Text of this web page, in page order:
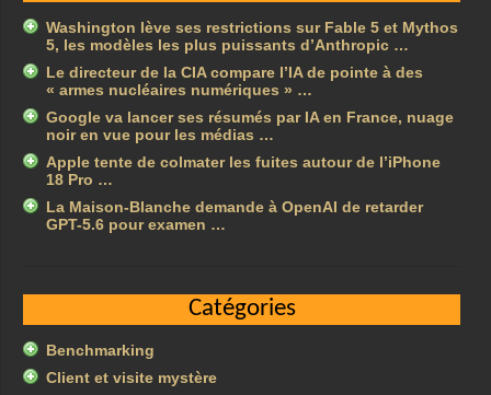
Washington lève ses restrictions sur Fable 5 et Mythos
5, les modèles les plus puissants d’Anthropic …
Le directeur de la CIA compare l’IA de pointe à des
« armes nucléaires numériques » …
Google va lancer ses résumés par IA en France, nuage
noir en vue pour les médias …
Apple tente de colmater les fuites autour de l’iPhone
18 Pro …
La Maison-Blanche demande à OpenAI de retarder
GPT-5.6 pour examen …
Catégories
Benchmarking
Client et visite mystère